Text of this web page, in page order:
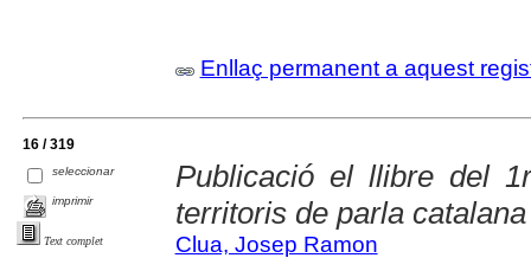
Enllaç permanent a aquest
16 / 319
seleccionar
imprimir
Text complet
Publicació el llibre del
territoris de parla catalana
Clua, Josep Ramon